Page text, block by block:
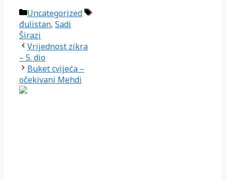
Kategorije
Uncategorized
Oznake
đulistan, Sadi
Širazi
Vrijednost zikra
– 5. dio
Buket cvijeća –
očekivani Mehdi